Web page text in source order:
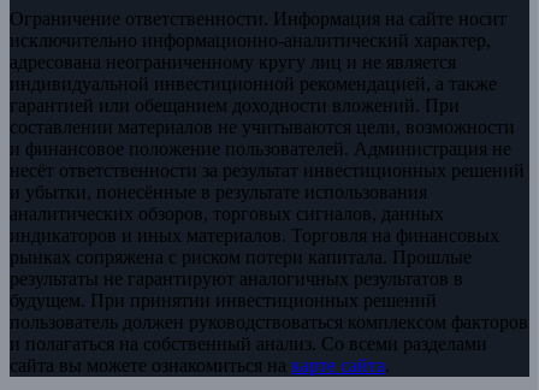
Ограничение ответственности. Информация на сайте носит
исключительно информационно-аналитический характер,
адресована неограниченному кругу лиц и не является
индивидуальной инвестиционной рекомендацией, а также
гарантией или обещанием доходности вложений. При
составлении материалов не учитываются цели, возможности
и финансовое положение пользователей. Администрация не
несёт ответственности за результат инвестиционных решений
и убытки, понесённые в результате использования
аналитических обзоров, торговых сигналов, данных
индикаторов и иных материалов. Торговля на финансовых
рынках сопряжена с риском потери капитала. Прошлые
результаты не гарантируют аналогичных результатов в
будущем. При принятии инвестиционных решений
пользователь должен руководствоваться комплексом факторов
и полагаться на собственный анализ. Со всеми разделами
сайта вы можете ознакомиться на карте сайта.